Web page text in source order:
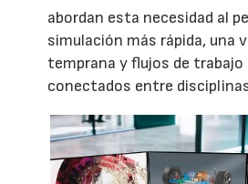
abordan esta necesidad al
simulación más rápida, una
temprana y flujos de trabajo
conectados entre